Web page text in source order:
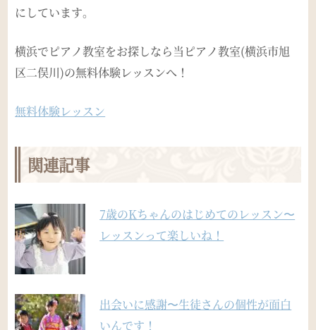
にしています。
横浜でピアノ教室をお探しなら当ピアノ教室(横浜市旭
区二俣川)の無料体験レッスンへ！
無料体験レッスン
関連記事
7歳のKちゃんのはじめてのレッスン〜
レッスンって楽しいね！
出会いに感謝〜生徒さんの個性が面白
いんです！